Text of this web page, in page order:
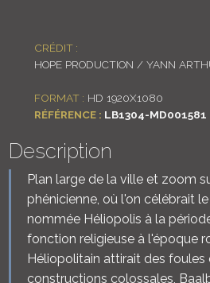
CRÉDIT :
HOPE PRODUCTION / YANN
FORMAT : HD 1920X1080
RÉFÉRENCE : LB1304-MD001581
Description
Plan large de la ville et zoom
phénicienne, où l'on célébrait
nommée Héliopolis à la
fonction religieuse à l'époque
Héliopolitain attirait des foules
constructions colossales,